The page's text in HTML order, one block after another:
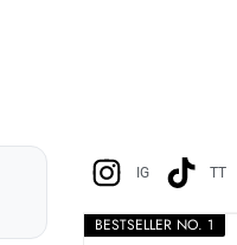
IG TT
BESTSELLER NO. 1